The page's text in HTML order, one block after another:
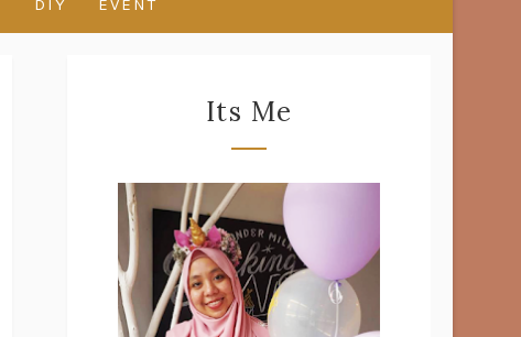
DIY EVENT
Its Me